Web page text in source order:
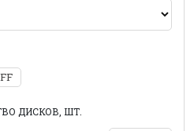
ДИСКОВ, ШТ.